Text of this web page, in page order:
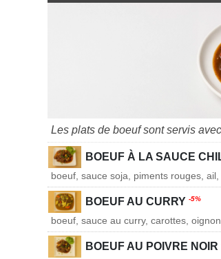
Les plats de boeuf sont servis
BOEUF À LA SAUCE
boeuf, sauce soja, piments rouges,
BOEUF AU CURRY -5%
boeuf, sauce au curry, carottes,
BOEUF AU POIVRE NOIR